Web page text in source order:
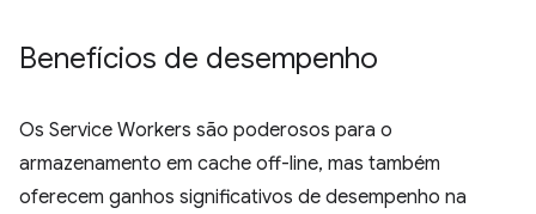
Benefícios de desempenho
Os Service Workers são poderosos para o
armazenamento em cache off-line, mas também
oferecem ganhos significativos de desempenho na